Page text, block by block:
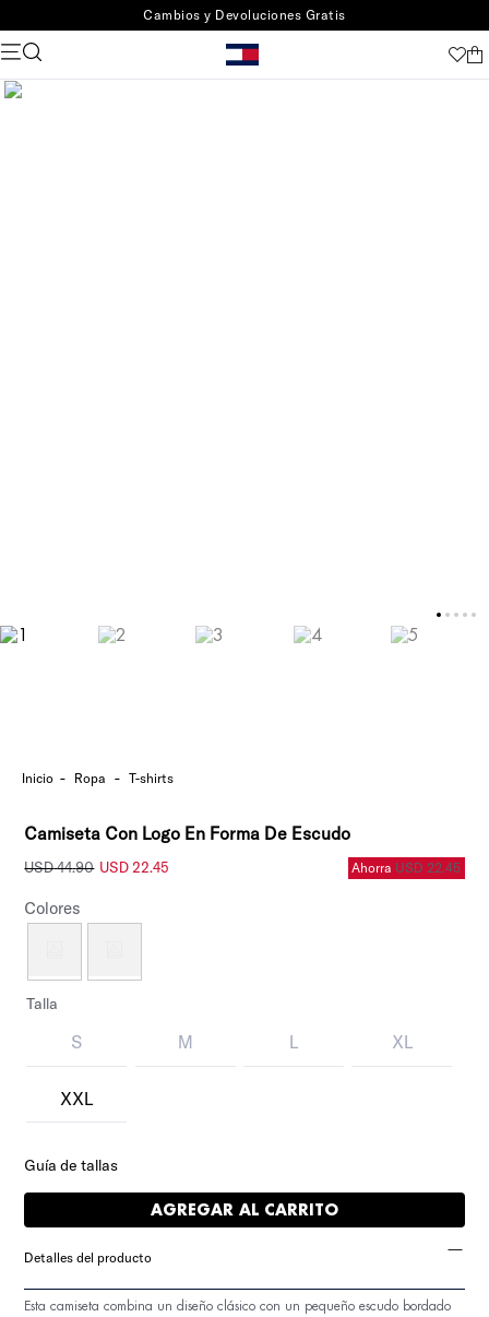
Cambios y Devoluciones Gratis
ropa t-shirts
Camiseta Con Logo En Forma De Escudo
USD44.90 USD 22.45 Ahorra USD 22.45
Colores
Talla
S M L XL
XXL
Guía de tallas
AGREGAR AL CARRITO
Detalles del producto
Esta camiseta combina un diseño clásico con un pequeño escudo bordado